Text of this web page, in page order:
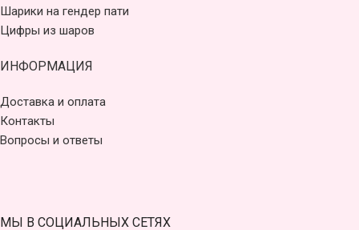
Шарики на гендер пати
Цифры из шаров
ИНФОРМАЦИЯ
Доставка и оплата
Контакты
Вопросы и ответы
МЫ В СОЦИАЛЬНЫХ СЕТЯХ